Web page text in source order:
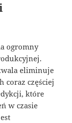
ogromny
eliminuje
coraz częściej
które
w czasie